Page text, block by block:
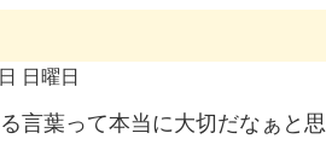
日曜日
言葉って本当に大切だなぁと